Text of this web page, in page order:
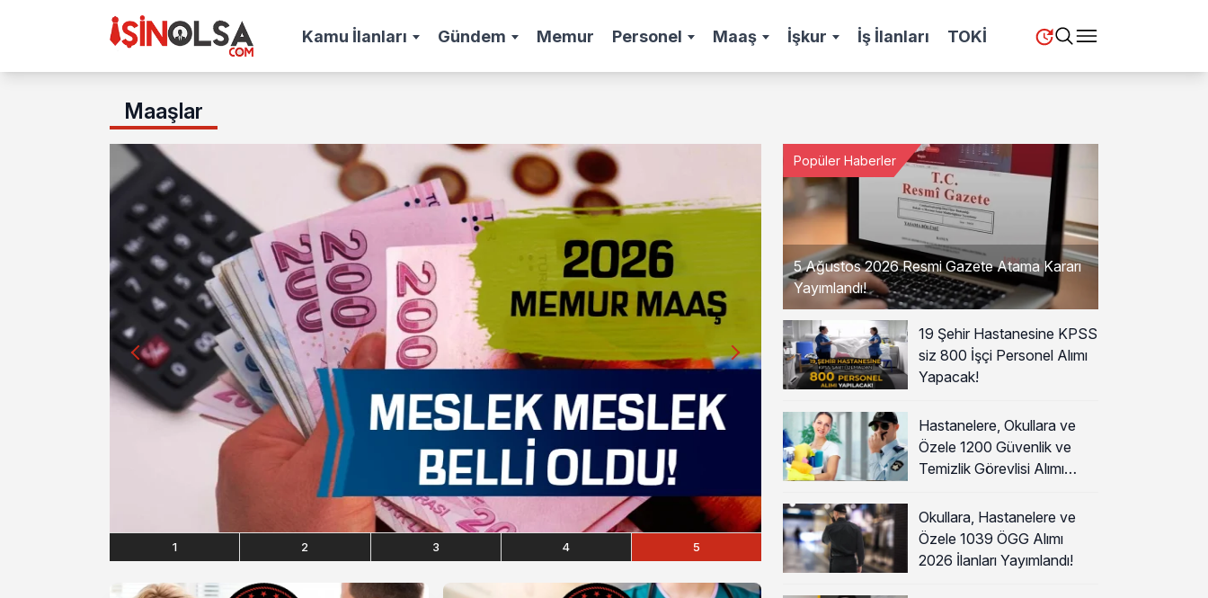
Kamu İlanları Gündem Memur Personel Maaş İşkur İş İlanları TOKİ
Maaşlar
1 2 3 4 5
5 Ağustos 2026 Resmi Gazete Atama Kararı
Yayımlandı!
Popüler Haberler
19 Şehir Hastanesine KPSS
siz 800 İşçi Personel Alımı
Yapacak!
Hastanelere, Okullara ve
Özele 1200 Güvenlik ve
Temizlik Görevlisi Alımı
Okullara, Hastanelere ve
Özele 1039 ÖGG Alımı
2026 İlanları Yayımlandı!